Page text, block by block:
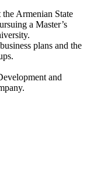
Armenian State
a Master’s
plans and the
and